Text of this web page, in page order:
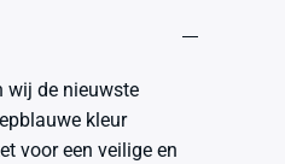
wij de nieuwste
kleur
voor een veilige en